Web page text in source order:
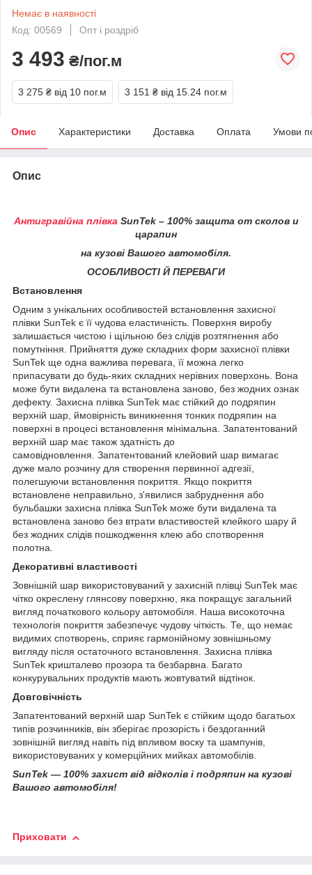
Немає в наявності
Код: 00569
Опт і роздріб
3 493 ₴/пог.м
3 275 ₴ від 10 пог.м 3 151 ₴ від 15.24 пог.м
Опис Характеристики Доставка Оплата Умови
Опис
Антигравійна плівка SunTek – 100% защита от сколов и
царапин
на кузові Вашого автомобіля.
ОСОБЛИВОСТІ Й ПЕРЕВАГИ
Встановлення
Одним з унікальних особливостей встановлення захисної
плівки SunTek є її чудова еластичність. Поверхня виробу
залишається чистою і щільною без слідів розтягнення або
помутніння. Прийняття дуже складних форм захисної плівки
SunTek ще одна важлива перевага, її можна легко
припасувати до будь-яких складних нерівних поверхонь. Вона
може бути видалена та встановлена заново, без жодних ознак
дефекту. Захисна плівка SunTek має стійкий до подряпин
верхній шар, ймовірність виникнення тонких подряпин на
поверхні в процесі встановлення мінімальна. Запатентований
верхній шар має також здатність до
самовідновлення. Запатентований клейовий шар вимагає
дуже мало розчину для створення первинної адгезії,
полегшуючи встановлення покриття. Якщо покриття
встановлене неправильно, з'явилися забруднення або
бульбашки захисна плівка SunTek може бути видалена та
встановлена заново без втрати властивостей клейкого шару й
без жодних слідів пошкодження клею або спотворення
полотна.
Декоративні властивості
Зовнішній шар використовуваний у захисній плівці SunTek має
чітко окреслену глянсову поверхню, яка покращує загальний
вигляд початкового кольору автомобіля. Наша високоточна
технологія покриття забезпечує чудову чіткість. Те, що немає
видимих спотворень, сприяє гармонійному зовнішньому
вигляду після остаточного встановлення. Захисна плівка
SunTek кришталево прозора та безбарвна. Багато
конкурувальних продуктів мають жовтуватий відтінок.
Довговічність
Запатентований верхній шар SunTek є стійким щодо багатьох
типів розчинників, він зберігає прозорість і бездоганний
зовнішній вигляд навіть під впливом воску та шампунів,
використовуваних у комерційних мийках автомобілів.
SunTek — 100% захист від відколів і подряпин на кузові
Вашого автомобіля!
Приховати